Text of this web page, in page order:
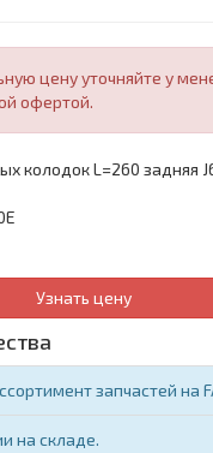
цену уточняйте у
офертой.
Узнать цену
запчастей на
на складе.